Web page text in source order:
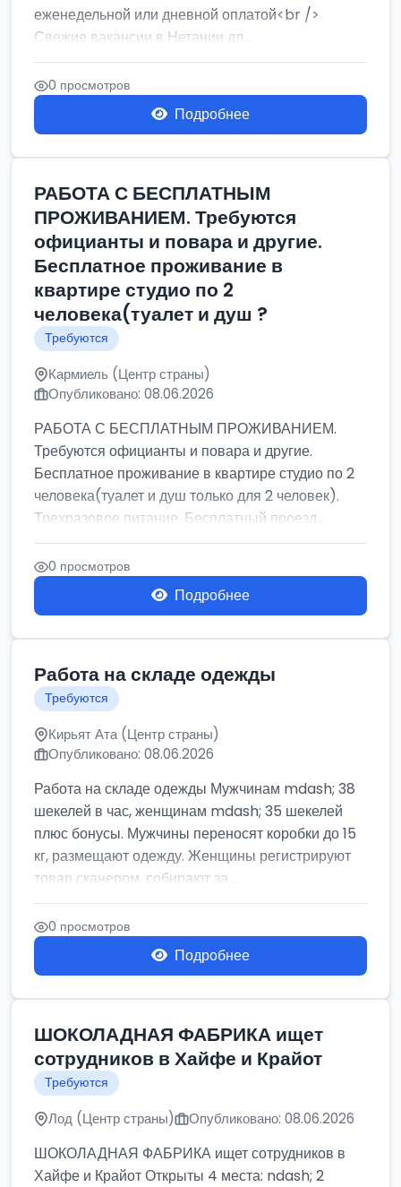
еженедельной или дневной оплатой<br />
Свежие вакансии в Нетании дл...
0 просмотров
Подробнее
РАБОТА С БЕСПЛАТНЫМ
ПРОЖИВАНИЕМ. Требуются
официанты и повара и другие.
Бесплатное проживание в
квартире студио по 2
человека(туалет и душ ?
Требуются
Кармиель (Центр страны)
Опубликовано: 08.06.2026
РАБОТА С БЕСПЛАТНЫМ ПРОЖИВАНИЕМ.
Требуются официанты и повара и другие.
Бесплатное проживание в квартире студио по 2
человека(туалет и душ только для 2 человек).
Трехразовое питание. Бесплатный проезд...
0 просмотров
Подробнее
Работа на складе одежды
Требуются
Кирьят Ата (Центр страны)
Опубликовано: 08.06.2026
Работа на складе одежды Мужчинам mdash; 38
шекелей в час, женщинам mdash; 35 шекелей
плюс бонусы. Мужчины переносят коробки до 15
кг, размещают одежду. Женщины регистрируют
товар сканером, собирают за...
0 просмотров
Подробнее
ШОКОЛАДНАЯ ФАБРИКА ищет
сотрудников в Хайфе и Крайот
Требуются
Лод (Центр страны) Опубликовано: 08.06.2026
ШОКОЛАДНАЯ ФАБРИКА ищет сотрудников в
Хайфе и Крайот Открыты 4 места: ndash; 2